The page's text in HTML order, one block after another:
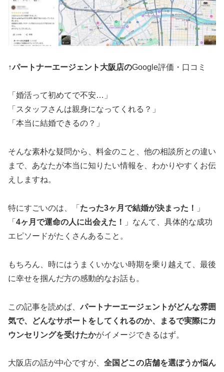
↑パートナーエージェント大阪店のGoogle評価・口コミ
「婚活って初めてで不安…」
「スタッフさんは親身になってくれる？」
「本当に結婚できるの？」
そんな素朴な疑問から、料金のこと、他の相談所との違い
まで、あなたが本当に知りたい情報を、わかりやすくお伝
えしますね。
特にすごいのは、「 たった3ヶ月で結婚が決まった！
」
「 4ヶ月で運命の人に出会えた！
」なんて、具体的な成功
エピソードがたくさんあること。
もちろん、時にはうまくいかない時期を乗り越えて、最後
に幸せを掴んだ方の感動的なお話も。
この記事を読めば、パートナーエージェントがどんな雰囲
気で、どんなサポートをしてくれるのか、まるで実際にカ
ウンセリングを受けたかがイメージできるはず。
大阪店の話が中心ですが、 全国どこの店舗を選ぼうか悩ん